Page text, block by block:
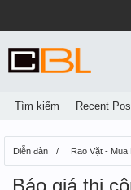
Diễn đàn Rao Vặt - Mua
Báo giá thi
Tìm kiếm Recent